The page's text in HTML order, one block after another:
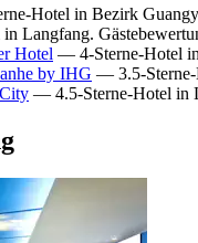
Hotel in Bezirk
Langfang.
Hotel — 4-Sterne-Hotel
by IHG — 3.5-Sterne-
— 4.5-Sterne-Hotel in